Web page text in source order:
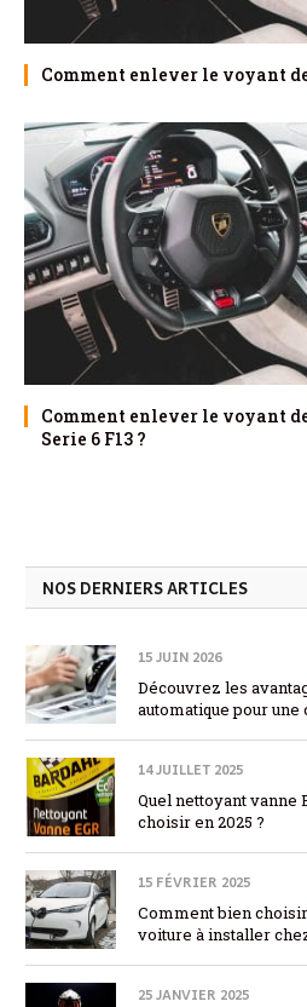
Comment enlever le voyant
Comment enlever le voyant
Serie 6 F13 ?
NOS DERNIERS ARTICLES
15 JUIN 2026
Découvrez les
automatique pour
14 JUILLET 2025
Quel nettoyant vanne
choisir en 2025 ?
15 FÉVRIER 2025
Comment bien
voiture à installer
25 JANVIER 2025